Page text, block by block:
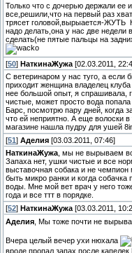
Только что с дочерью держали
все,решили,что на первый раз
трясет головой,вырыается-ЖУТЬ
надо делать,она у нас две недели
сделать(не пятые пальцы на
[50] НаткинаЖужа [02.03.2011,
С ветеринаром у нас туго, а если
приходит женщина владелец
нее большой опыт, я спрашивала,
чистые, может просто вода попала
Барс, посмотрю пару дней, когда
что ей неприятно. А еще волоски
магазине нашла пудру для ушей
[51 ] Аделия [03.03.2011, 07:46]
НаткинаЖужа , мы не вырываем
Запаха нет, ушки чистые и все
выставочная собака и не
быть микро ранки и когда собачка
воды. Мне мой вет врач у него
года и все ттт в порядке.
[52] НаткинаЖужа [03.03.2011,
Аделия , Мы тоже почти не
Вчера целый вечер ухи нюхала
вроде пропал запах после